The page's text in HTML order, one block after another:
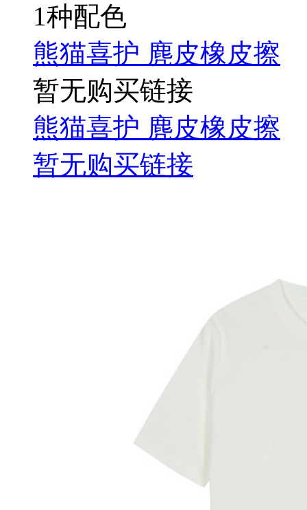
1种配色
熊猫喜护 麂皮橡皮擦
暂无购买链接
熊猫喜护 麂皮橡皮擦
暂无购买链接